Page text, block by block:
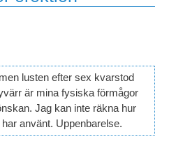
lusten efter sex kvarstod
är mina fysiska förmågor
Jag kan inte räkna hur
använt. Uppenbarelse.